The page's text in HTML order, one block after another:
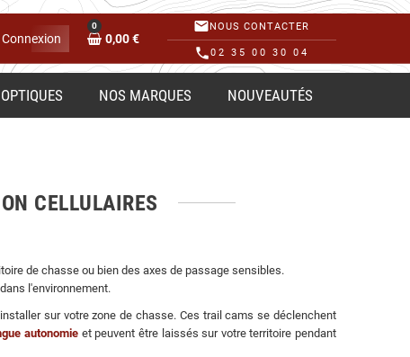
Connexion
0
0,00 €
mailNOUS CONTACTER
phone02 35 00 30 04
OPTIQUES NOS MARQUES NOUVEAUTÉS
CELLULAIRES
de chasse ou bien des axes de passage sensibles.
l'environnement.
sur votre zone de chasse. Ces trail cams se déclenchent
autonomie et peuvent être laissés sur votre territoire pendant